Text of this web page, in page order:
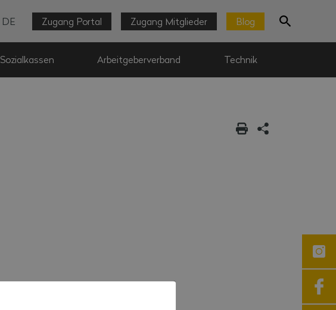
DE Zugang Portal Zugang Mitglieder Blog
Sozialkassen Arbeitgeberverband Technik